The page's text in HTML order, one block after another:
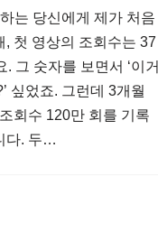
는 당신에게 제가 처음
, 첫 영상의 조회수는 37
그 숫자를 보면서 ‘이거
싶었죠. 그런데 3개월
회수 120만 회를 기록
다. 두…